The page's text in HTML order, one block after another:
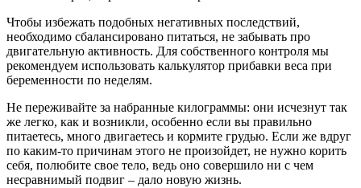
Чтобы избежать подобных негативных последствий,
необходимо сбалансировано питаться, не забывать про
двигательную активность. Для собственного контроля мы
рекомендуем использовать калькулятор прибавки веса при
беременности по неделям.
Не переживайте за набранные килограммы: они исчезнут так
же легко, как и возникли, особенно если вы правильно
питаетесь, много двигаетесь и кормите грудью. Если же вдруг
по каким-то причинам этого не произойдет, не нужно корить
себя, полюбите свое тело, ведь оно совершило ни с чем
несравнимый подвиг – дало новую жизнь.